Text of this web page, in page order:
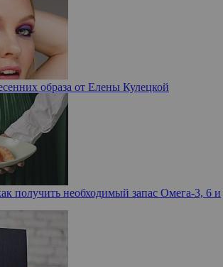
образа от Елены Кулецкой
получить необходимый запас Омега-3, 6 и